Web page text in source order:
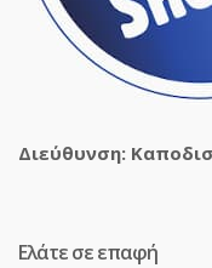
Διεύθυνση:
Ελάτε σε επαφή